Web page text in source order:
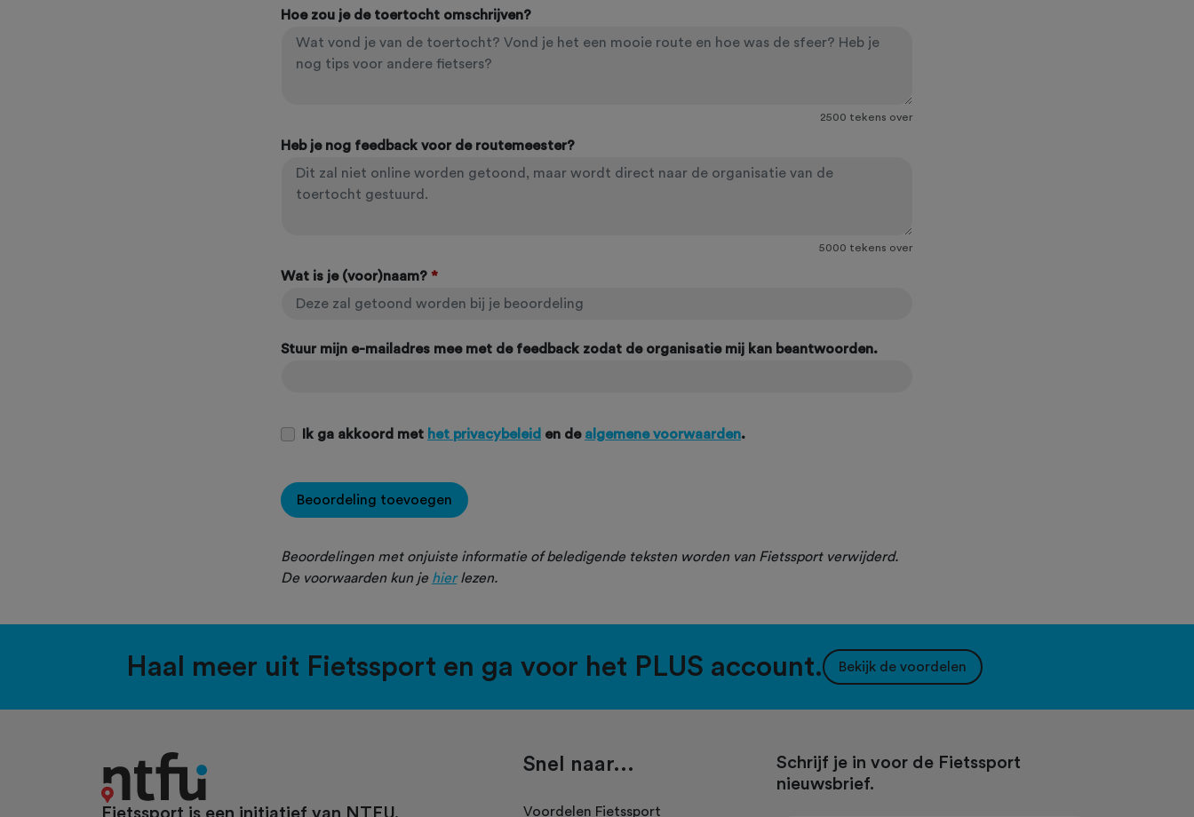
Hoe zou je de toertocht omschrijven?
2500 tekens over
Heb je nog feedback voor de routemeester?
5000 tekens over
Wat is je (voor)naam? *
Stuur mijn e-mailadres mee met de feedback zodat de organisatie mij kan beantwoorden.
Ik ga akkoord met het privacybeleid en de algemene voorwaarden.
Beoordeling toevoegen
Beoordelingen met onjuiste informatie of beledigende teksten worden van Fietssport verwijderd.
De voorwaarden kun je hierlezen.
Haal meer uit Fietssport en ga voor het PLUS account. Bekijk de voordelen
Fietssport is een initiatief van NTFU.
Snel naar...
Voordelen Fietssport
Schrijf je in voor de Fietssport
nieuwsbrief.